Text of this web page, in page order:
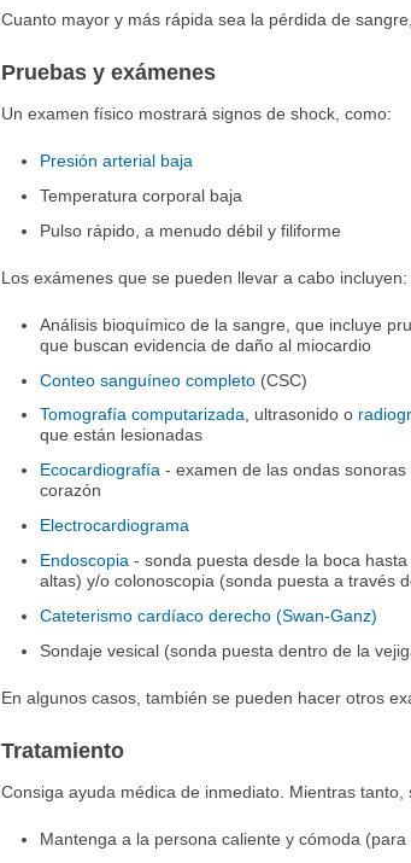
Cuanto mayor y más rápida sea la pérdida de
Pruebas y exámenes
Un examen físico mostrará signos de shock, como:
Presión arterial baja
Temperatura corporal baja
Pulso rápido, a menudo débil y filiforme
Los exámenes que se pueden llevar a cabo incluyen:
Análisis bioquímico de la sangre, que incluye
que buscan evidencia de daño al miocardio
Conteo sanguíneo completo (CSC)
Tomografía computarizada, ultrasonido o
que están lesionadas
Ecocardiografía - examen de las ondas
corazón
Electrocardiograma
Endoscopia - sonda puesta desde la boca
altas) y/o colonoscopia (sonda puesta a través
Cateterismo cardíaco derecho (Swan-Ganz)
Sondaje vesical (sonda puesta dentro de la
En algunos casos, también se pueden hacer otros
Tratamiento
Consiga ayuda médica de inmediato. Mientras tanto,
Mantenga a la persona caliente y cómoda (para